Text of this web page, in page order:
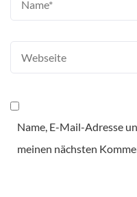
Name, E-Mail-Adresse
meinen nächsten